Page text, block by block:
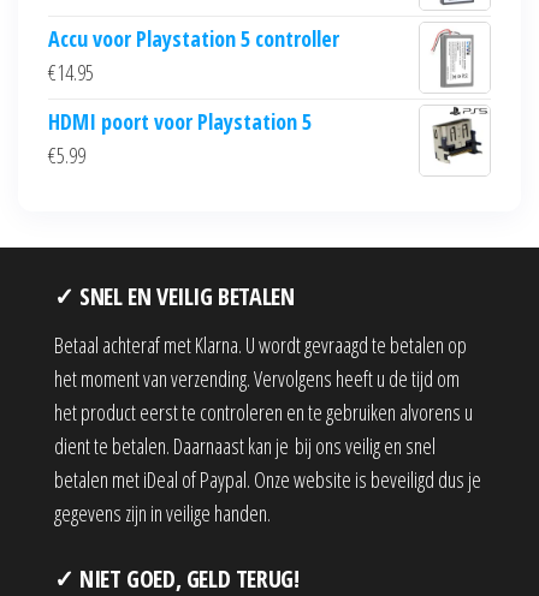
Accu voor Playstation 5 controller
€14.95
HDMI poort voor Playstation 5
€5.99
✓ SNEL EN VEILIG BETALEN
Betaal achteraf met Klarna. U wordt gevraagd te betalen op
het moment van verzending. Vervolgens heeft u de tijd om
het product eerst te controleren en te gebruiken alvorens u
dient te betalen. Daarnaast kan je bij ons veilig en snel
betalen met iDeal of Paypal. Onze website is beveiligd dus je
gegevens zijn in veilige handen.
✓ NIET GOED, GELD TERUG!